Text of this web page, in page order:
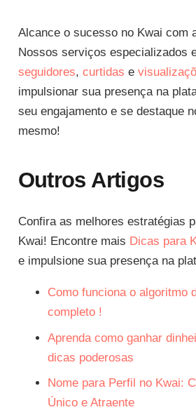
Alcance o sucesso no Kwai com
Nossos serviços especializados
seguidores, curtidas e
impulsionar sua presença na
seu engajamento e se destaque
mesmo!
Outros Artigos
Confira as melhores estratégias
Kwai! Encontre mais Dicas para
e impulsione sua presença na
Como funciona o algoritmo
completo !
Aprenda como ganhar
dicas poderosas
Nome para Perfil no Kwai:
Único e Atraente